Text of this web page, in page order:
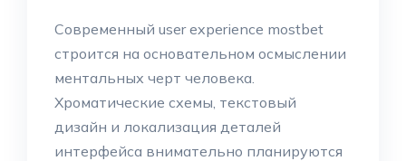
Современный user experience mostbet
строится на основательном осмыслении
ментальных черт человека.
Хроматические схемы, текстовый
дизайн и локализация деталей
интерфейса внимательно планируются